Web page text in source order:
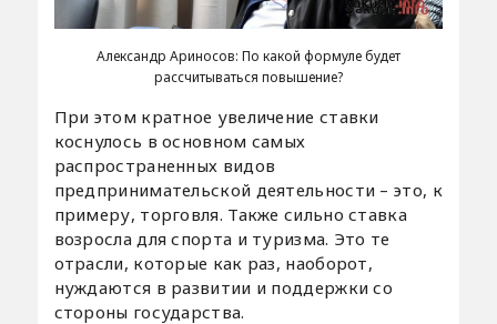
Александр Ариносов: По какой формуле будет
рассчитываться повышение?
При этом кратное увеличение ставки
коснулось в основном самых
распространенных видов
предпринимательской деятельности – это, к
примеру, торговля. Также сильно ставка
возросла для спорта и туризма. Это те
отрасли, которые как раз, наоборот,
нуждаются в развитии и поддержки со
стороны государства.